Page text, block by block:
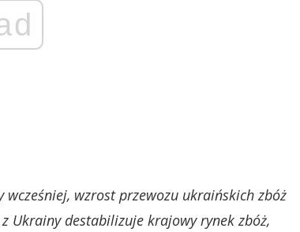
wcześniej, wzrost przewozu ukraińskich zbóż
Ukrainy destabilizuje krajowy rynek zbóż,